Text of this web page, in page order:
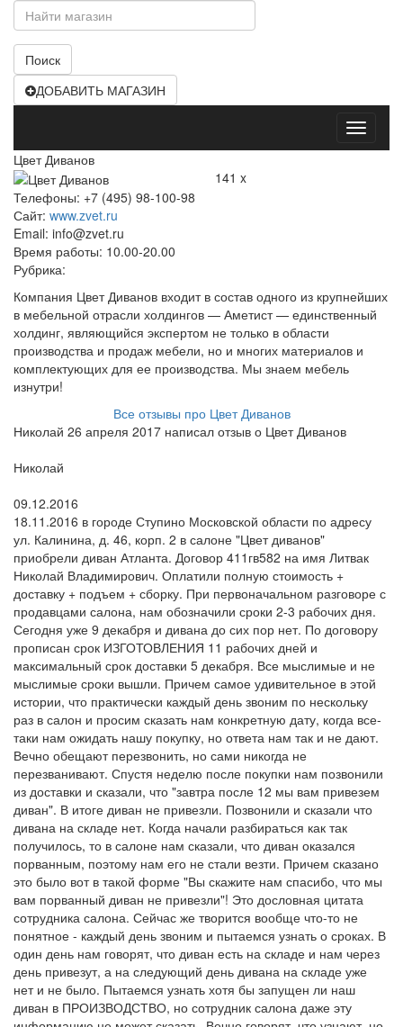
Поиск
ДОБАВИТЬ МАГАЗИН
Открыть
меню
Цвет Диванов
141 x
Телефоны: +7 (495) 98-100-98
Сайт: www.zvet.ru
Email: info@zvet.ru
Время работы: 10.00-20.00
Рубрика:
Компания Цвет Диванов входит в состав одного из крупнейших
в мебельной отрасли холдингов — Аметист — единственный
холдинг, являющийся экспертом не только в области
производства и продаж мебели, но и многих материалов и
комплектующих для ее производства. Мы знаем мебель
изнутри!
Все отзывы про Цвет Диванов
Николай 26 апреля 2017 написал отзыв о Цвет Диванов
Николай
09.12.2016
18.11.2016 в городе Ступино Московской области по адресу
ул. Калинина, д. 46, корп. 2 в салоне "Цвет диванов"
приобрели диван Атланта. Договор 411гв582 на имя Литвак
Николай Владимирович. Оплатили полную стоимость +
доставку + подъем + сборку. При первоначальном разговоре с
продавцами салона, нам обозначили сроки 2-3 рабочих дня.
Сегодня уже 9 декабря и дивана до сих пор нет. По договору
прописан срок ИЗГОТОВЛЕНИЯ 11 рабочих дней и
максимальный срок доставки 5 декабря. Все мыслимые и не
мыслимые сроки вышли. Причем самое удивительное в этой
истории, что практически каждый день звоним по нескольку
раз в салон и просим сказать нам конкретную дату, когда все-
таки нам ожидать нашу покупку, но ответа нам так и не дают.
Вечно обещают перезвонить, но сами никогда не
перезванивают. Спустя неделю после покупки нам позвонили
из доставки и сказали, что "завтра после 12 мы вам привезем
диван". В итоге диван не привезли. Позвонили и сказали что
дивана на складе нет. Когда начали разбираться как так
получилось, то в салоне нам сказали, что диван оказался
порванным, поэтому нам его не стали везти. Причем сказано
это было вот в такой форме "Вы скажите нам спасибо, что мы
вам порванный диван не привезли"! Это дословная цитата
сотрудника салона. Сейчас же творится вообще что-то не
понятное - каждый день звоним и пытаемся узнать о сроках. В
один день нам говорят, что диван есть на складе и нам через
день привезут, а на следующий день дивана на складе уже
нет и не было. Пытаемся узнать хотя бы запущен ли наш
диван в ПРОИЗВОДСТВО, но сотрудник салона даже эту